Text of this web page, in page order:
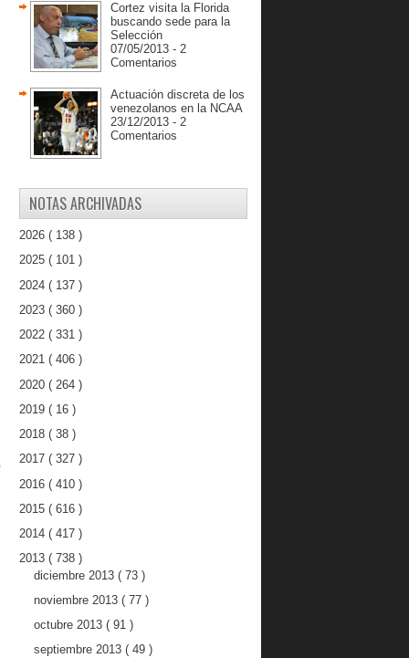
Cortez visita la Florida
buscando sede para la
Selección
07/05/2013 - 2
Comentarios
Actuación discreta de los
venezolanos en la NCAA
23/12/2013 - 2
Comentarios
NOTAS ARCHIVADAS
2026 ( 138 )
2025 ( 101 )
2024 ( 137 )
2023 ( 360 )
2022 ( 331 )
2021 ( 406 )
2020 ( 264 )
2019 ( 16 )
2018 ( 38 )
2017 ( 327 )
2016 ( 410 )
2015 ( 616 )
2014 ( 417 )
2013 ( 738 )
diciembre 2013 ( 73 )
noviembre 2013 ( 77 )
octubre 2013 ( 91 )
septiembre 2013 ( 49 )